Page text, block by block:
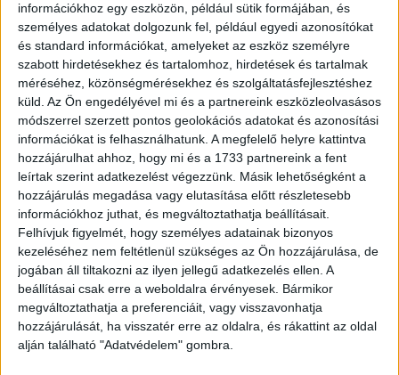
információkhoz egy eszközön, például sütik formájában, és
személyes adatokat dolgozunk fel, például egyedi azonosítókat
és standard információkat, amelyeket az eszköz személyre
szabott hirdetésekhez és tartalomhoz, hirdetések és tartalmak
méréséhez, közönségmérésekhez és szolgáltatásfejlesztéshez
küld. Az Ön engedélyével mi és a partnereink eszközleolvasásos
módszerrel szerzett pontos geolokációs adatokat és azonosítási
információkat is felhasználhatunk. A megfelelő helyre kattintva
hozzájárulhat ahhoz, hogy mi és a 1733 partnereink a fent
leírtak szerint adatkezelést végezzünk. Másik lehetőségként a
hozzájárulás megadása vagy elutasítása előtt részletesebb
információkhoz juthat, és megváltoztathatja beállításait.
Felhívjuk figyelmét, hogy személyes adatainak bizonyos
kezeléséhez nem feltétlenül szükséges az Ön hozzájárulása, de
jogában áll tiltakozni az ilyen jellegű adatkezelés ellen. A
beállításai csak erre a weboldalra érvényesek. Bármikor
megváltoztathatja a preferenciáit, vagy visszavonhatja
hozzájárulását, ha visszatér erre az oldalra, és rákattint az oldal
alján található "Adatvédelem" gombra.
Ezen kívül még két Tarr Béla-alkotásban lehetett látni őt: a
2000-ben bemutatott Werckmeister harmóniákban és a
2007-es A londoni férfi című filmben. Kamondi Zoltán 1999-
es Az alkimista és a szűz című filmjében, valamint Horváth
Putyi A halál kilovagolt Perzsiából című filmjében is
szerepelt.